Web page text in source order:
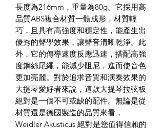
長度為216mm，重量為80g。它採用高
品質ABS複合材質一體成形，材質輕
巧，且具有高強度和穩定性，能產生出
優秀的聲學效果，讓聲音清晰乾淨。此
外，它的傳導速度反應迅速，搭配高強
度鋼絲尾繩，能減少阻尼，進而使音色
更加亮麗。對於追求音質和演奏效果的
大提琴愛好者來說，這款大提琴拉弦板
絕對是一個不可或缺的配件。無論是從
材質還是德國製造的品質來看，
Weidler Akusticus 絕對是您值得信賴的